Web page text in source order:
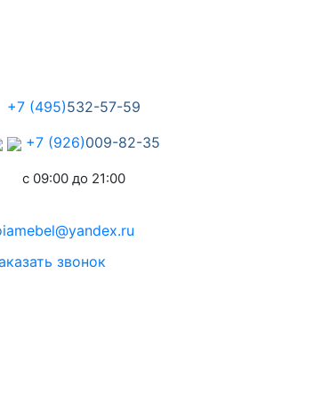
+7 (495)532-57-59
+7 (926)009-82-35
с 09:00 до 21:00
звонок